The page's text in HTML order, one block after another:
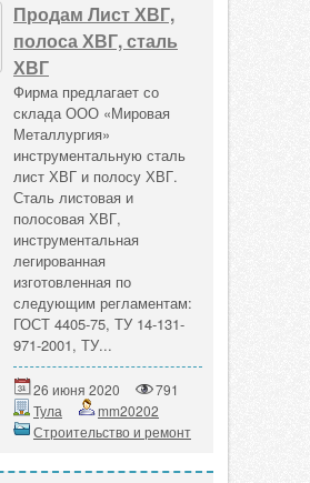
Продам Лист ХВГ,
полоса ХВГ, сталь
ХВГ
Фирма предлагает со
склада ООО «Мировая
Металлургия»
инструментальную сталь
лист ХВГ и полосу ХВГ.
Сталь листовая и
полосовая ХВГ,
инструментальная
легированная
изготовленная по
следующим регламентам:
ГОСТ 4405-75, ТУ 14-131-
971-2001, ТУ...
26 июня 2020
791
Тула
mm20202
Строительство и ремонт